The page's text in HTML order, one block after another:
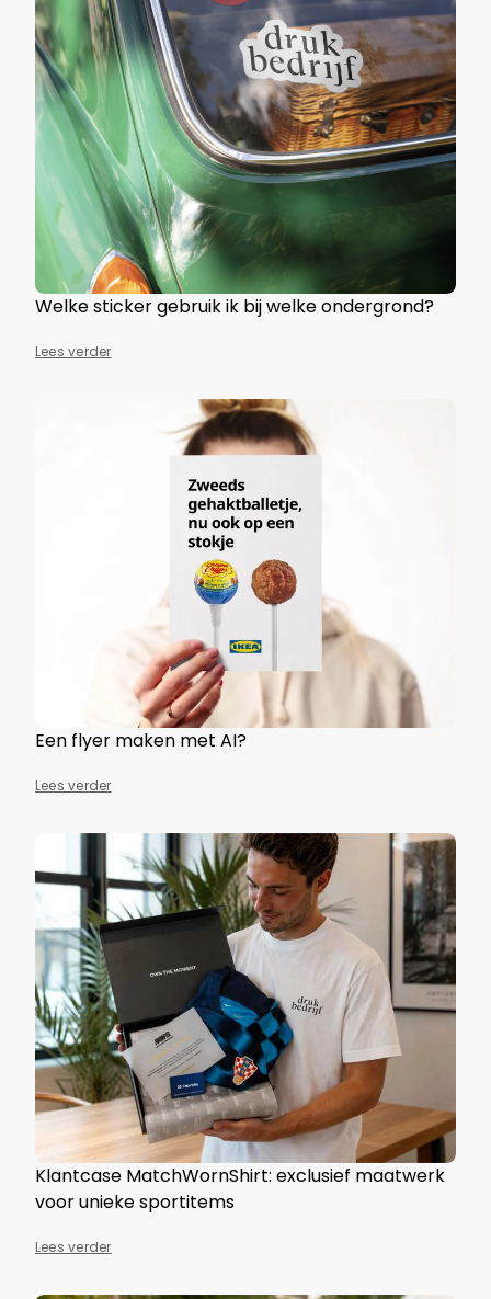
Welke sticker gebruik ik bij welke ondergrond?
Lees verder
Een flyer maken met AI?
Lees verder
Klantcase MatchWornShirt: exclusief maatwerk
voor unieke sportitems
Lees verder